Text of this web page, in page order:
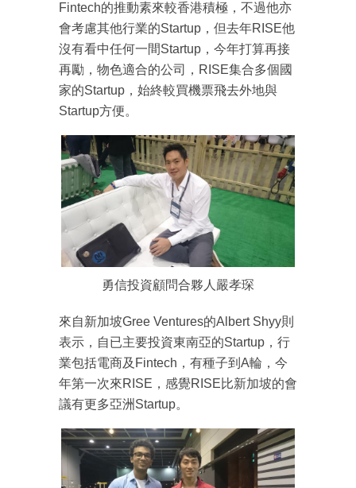
Fintech的推動素來較香港積極，不過他亦
會考慮其他行業的Startup，但去年RISE他
沒有看中任何一間Startup，今年打算再接
再勵，物色適合的公司，RISE集合多個國
家的Startup，始終較買機票飛去外地與
Startup方便。
勇信投資顧問合夥人嚴孝琛
來自新加坡Gree Ventures的Albert Shyy則
表示，自已主要投資東南亞的Startup，行
業包括電商及Fintech，有種子到A輪，今
年第一次來RISE，感覺RISE比新加坡的會
議有更多亞洲Startup。